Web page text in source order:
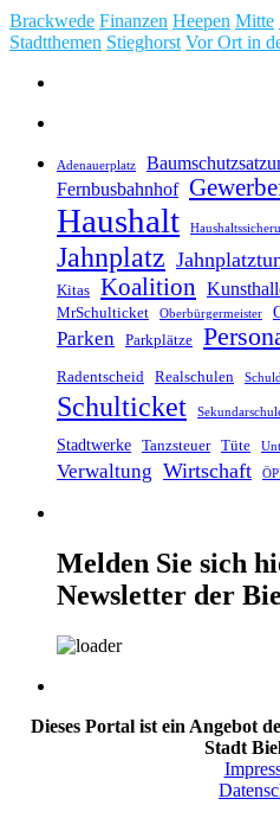
Brackwede Finanzen Heepen Mitte
Stadtthemen Stieghorst Vor Ort in
Adenauerplatz
Fernbusbahnhof
Haushalt
Jahnplatz
Kitas Koalition
MrSchulticket
Oberbürgermeister
Parken Parkplätze
Radentscheid Realschulen
Schulticket
Stadtwerke Tanzsteuer Tüte
Verwaltung Wirtschaft
Melden Sie sich
Newsletter der
Dieses Portal ist ein Angebot
Stadt